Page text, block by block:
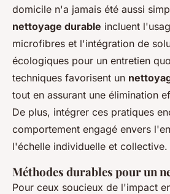
domicile n'a jamais été aussi
nettoyage durable incluent
microfibres et l'intégration de
écologiques pour un entretien
techniques favorisent un
tout en assurant une élimination
De plus, intégrer ces pratiques
comportement engagé envers
l'échelle individuelle et collective.
Méthodes durables pour un
Pour ceux soucieux de l'impact